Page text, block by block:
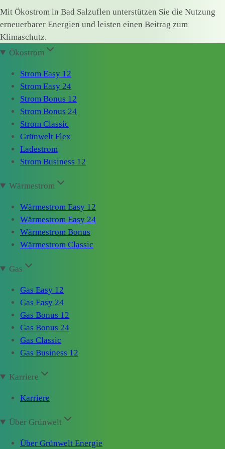
Mit Ökostrom in Bad Salzuflen unterstützen Sie die Nutzung
erneuerbarer Energien und leisten einen Beitrag zum
Klimaschutz.
Ökostrom
Strom Easy 12
Strom Easy 24
Strom Bonus 12
Strom Bonus 24
Strom Classic
Grünwelt Flex
Ladestrom
Strom Business 12
Wärmestrom
Wärmestrom Easy 12
Wärmestrom Easy 24
Wärmestrom Bonus
Wärmestrom Classic
Gas
Gas Easy 12
Gas Easy 24
Gas Bonus 12
Gas Bonus 24
Gas Classic
Gas Business 12
Karriere
Karriere
Über Grünwelt
Über Grünwelt Energie